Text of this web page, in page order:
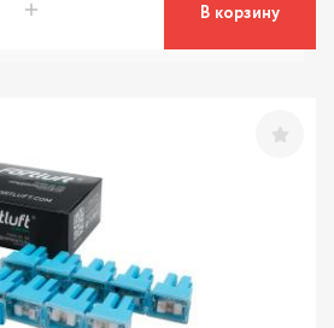
В корзину